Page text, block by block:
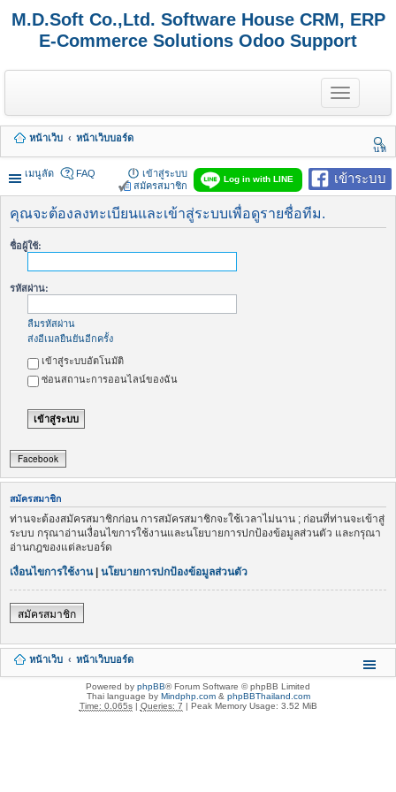
M.D.Soft Co.,Ltd. Software House CRM, ERP
E-Commerce Solutions Odoo Support
T
o
g
e
n
a
v
g
หน้าเว็บ
หน้าเว็บบอร์ด
นห
า
เมนูลัด
เข้าระบบ
Log in with LINE
FAQ
เข้าสู่ระบบ
สมัครสมาชิก
คุณจะต้องลงทะเบียนและเข้าสู่ระบบเพื่อดูรายชื่อทีม.
ชื่อผู้ใช้:
รหัสผ่าน:
ลืมรหัสผ่าน
ส่งอีเมลยืนยันอีกครั้ง
เข้าสู่ระบบอัตโนมัติ
ซ่อนสถานะการออนไลน์ของฉัน
Facebook
สมัครสมาชิก
ท่านจะต้องสมัครสมาชิกก่อน การสมัครสมาชิกจะใช้เวลาไม่นาน ; ก่อนที่ท่านจะเข้าสู่
ระบบ กรุณาอ่านเงื่อนไขการใช้งานและนโยบายการปกป้องข้อมูลส่วนตัว และกรุณา
อ่านกฎของแต่ละบอร์ด
เงื่อนไขการใช้งาน| นโยบายการปกป้องข้อมูลส่วนตัว
สมัครสมาชิก
หน้าเว็บ หน้าเว็บบอร์ด
Powered by phpBB® Forum Software © phpBB Limited
Thai language by Mindphp.com& phpBBThailand.com
Time: 0.065s| Queries: 7 | Peak Memory Usage: 3.52 MiB